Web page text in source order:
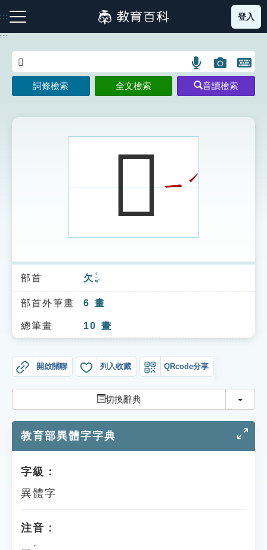
到
主
:::
注音索引圖示 筆畫索引圖示 部首索引表圖示
索引選單
知識索引
單字索引
遊戲專區
教學應用
貓頭鷹博士
登入
:::
語
言
搜
示
圖
片
搜
開
鍵
圖
詞條檢索 全文檢索 音讀檢索
𣢭ㄧ ˊ
部首 欠 ㄑㄧㄢˋ
部首外筆畫 6 畫
總筆畫 10 畫
開啟關聯 列入收藏 QRcode分享
切換辭典 切換
教育部異體字字典
字級：
異體字
注音：